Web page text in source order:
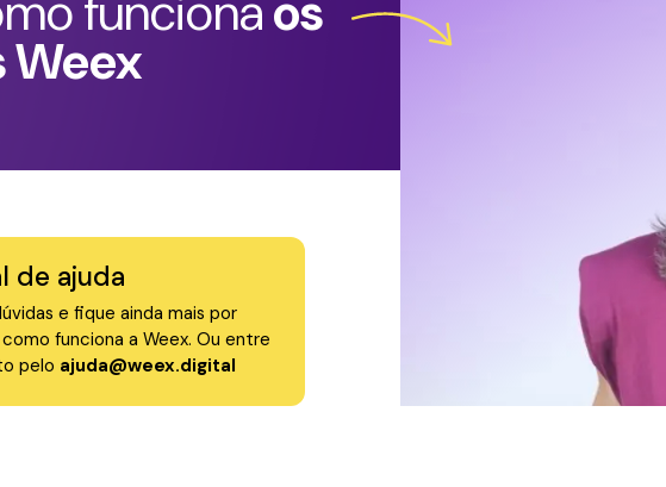
funcionaos
de ajuda
e fique ainda mais por
funciona a Weex. Ou entre
pelo ajuda@weex.digital